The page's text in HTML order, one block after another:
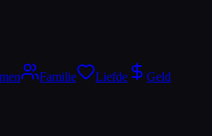
Familie Liefde Geld